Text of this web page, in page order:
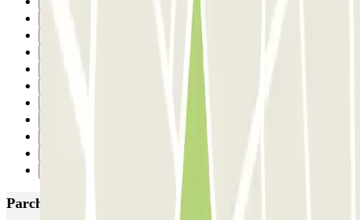
Parcheggi più popolari a Lisbona